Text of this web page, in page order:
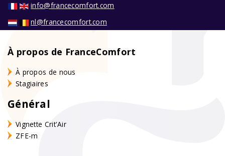
info@francecomfort.com
nl@francecomfort.com
À propos de FranceComfort
À propos de nous
Stagiaires
Général
Vignette Crit'Air
ZFE-m